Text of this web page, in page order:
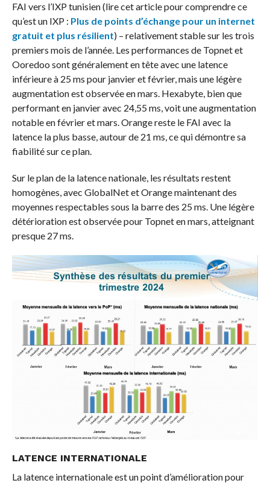
FAI vers l’IXP tunisien (lire cet article pour comprendre ce
qu’est un IXP : Plus de points d’échange pour un internet
gratuit et plus résilient) – relativement stable sur les trois
premiers mois de l’année. Les performances de Topnet et
Ooredoo sont généralement en tête avec une latence
inférieure à 25 ms pour janvier et février, mais une légère
augmentation est observée en mars. Hexabyte, bien que
performant en janvier avec 24,55 ms, voit une augmentation
notable en février et mars. Orange reste le FAI avec la
latence la plus basse, autour de 21 ms, ce qui démontre sa
fiabilité sur ce plan.
Sur le plan de la latence nationale, les résultats restent
homogènes, avec GlobalNet et Orange maintenant des
moyennes respectables sous la barre des 25 ms. Une légère
détérioration est observée pour Topnet en mars, atteignant
presque 27 ms.
LATENCE INTERNATIONALE
La latence internationale est un point d’amélioration pour